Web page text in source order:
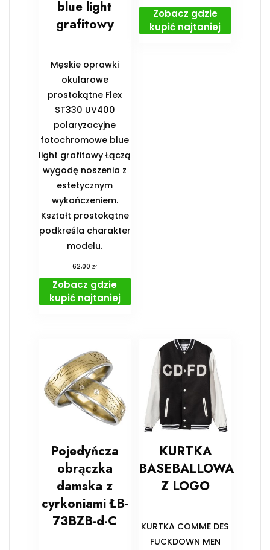
blue light
grafitowy
Męskie oprawki
okularowe
prostokątne Flex
ST330 UV400
polaryzacyjne
fotochromowe blue
light grafitowy Łączą
wygodę noszenia z
estetycznym
wykończeniem.
Kształt prostokątne
podkreśla charakter
modelu.
62,00zł
Zobacz gdzie
kupić najtaniej
Zobacz gdzie
kupić najtaniej
Pojedyńcza
obrączka
damska z
cyrkoniami ŁB-
73BZB-d-C
KURTKA
BASEBALLOWA
Z LOGO
KURTKA COMME DES
FUCKDOWN MEN